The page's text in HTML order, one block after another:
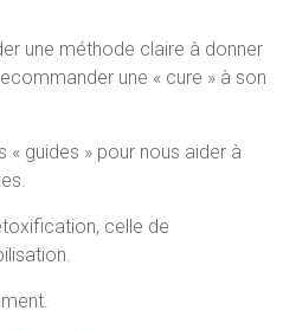
une méthode claire à donner
une « cure » à son
guides » pour nous aider à
celle de